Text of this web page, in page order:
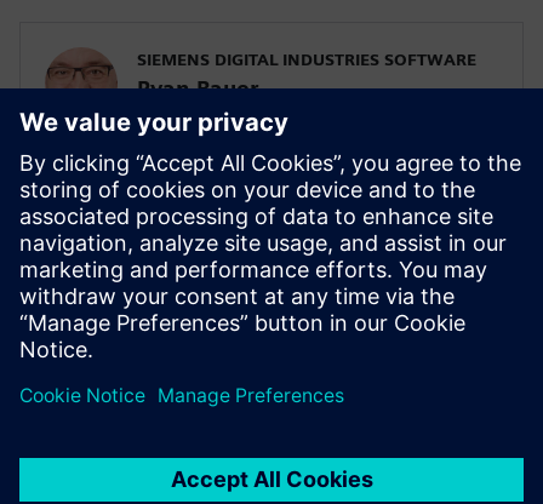
SIEMENS DIGITAL INDUSTRIES SOFTWARE
Ryan Bauer
業界別ソリューション担当ディレクター
SIEMENS DIGITAL INDUSTRIES SOFTWARE
Ryan Bauer
Director of Industry Solutions